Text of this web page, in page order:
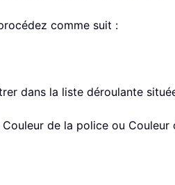
comme suit :
dans la liste déroulante
Couleur de la police ou